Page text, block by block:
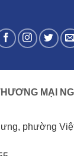
MẠI
phường